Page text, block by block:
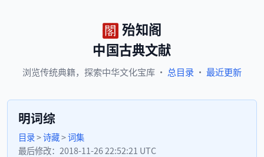
殆知阁
中国古典文献
浏览传统典籍， 探索中华文化宝库 · 总目录 · 最近更新
明词综
目录>诗藏>词集
最后修改： 2018-11-26 22:52:21 UTC